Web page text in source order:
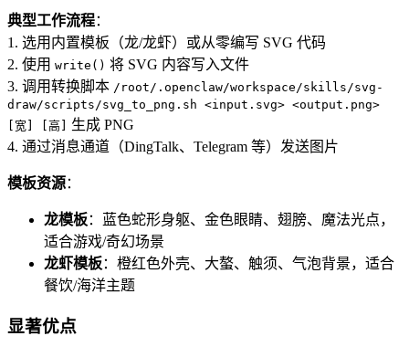
典型工作流程：
1. 选用内置模板（龙/龙虾）或从零编写 SVG 代码
2. 使用 write() 将 SVG 内容写入文件
3. 调用转换脚本 /root/.openclaw/workspace/skills/svg-
draw/scripts/svg_to_png.sh <input.svg> <output.png>
[宽] [高]
生成 PNG
4. 通过消息通道（DingTalk、Telegram 等）发送图片
模板资源：
龙模板：蓝色蛇形身躯、金色眼睛、翅膀、魔法光点，
适合游戏/奇幻场景
龙虾模板：橙红色外壳、大螯、触须、气泡背景，适合
餐饮/海洋主题
显著优点